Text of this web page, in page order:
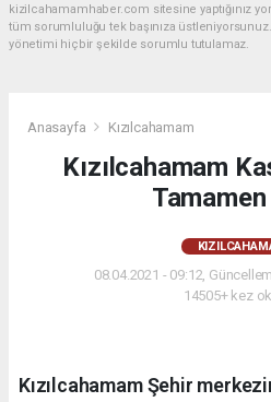
kizilcahamamhaber.com sitesine yaptığınız
tüm sorumluluğu tek başınıza
yönetimi hiçbir şekilde sorumlu tutulamaz.
Anasayfa Kızılcahamam
Kızılcahamam
Tamamen
08.04.2021 - 09:12,
14505+ kez
Kızılcahamam Şehir